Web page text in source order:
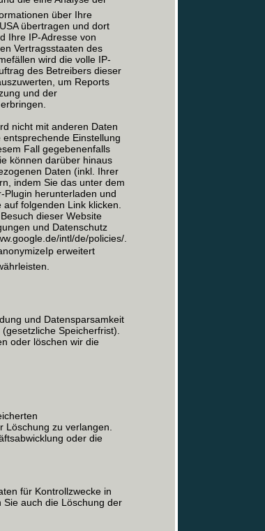
über Ihre
übertragen und dort
Ihre IP-Adresse von
Vertragsstaaten des
wird die volle IP-
des Betreibers dieser
um Reports
und der
nicht mit anderen Daten
Einstellung
Fall gegebenenfalls
können darüber hinaus
Daten (inkl. Ihrer
indem Sie das unter dem
herunterladen und
folgenden Link klicken.
dieser Website
und Datenschutz
intl/de/policies/.
erweitert
und Datensparsamkeit
Speicherfrist).
oder löschen wir die
zu verlangen.
oder die
für Kontrollzwecke in
auch die Löschung der